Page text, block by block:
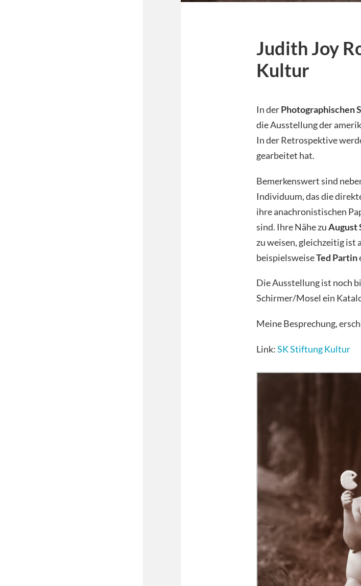
Judith Joy
Kultur
In derPhotographischen
die Ausstellung der
In der Retrospektive
gearbeitet hat.
Bemerkenswert sind
Individuum, das die
ihre anachronistischen
sind. Ihre Nähe zuAugust
zu weisen, gleichzeitig ist
beispielsweiseTed Partin
Die Ausstellung ist noch
Schirmer/Mosel ein
Meine Besprechung,
Link:SK Stiftung Kultur